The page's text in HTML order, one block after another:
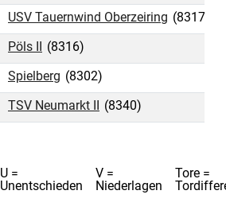
USV Tauernwind Oberzeiring (8317)
Pöls II (8316)
Spielberg (8302)
TSV Neumarkt II (8340)
U =
Unentschieden
V =
Niederlagen
Tore =